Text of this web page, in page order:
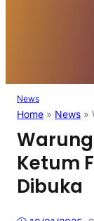
News
Home » News »
Ketum
Dibuka